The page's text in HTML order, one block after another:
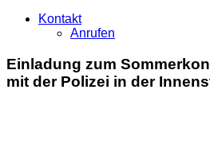
Kontakt
Anrufen
Einladung zum
mit der Polizei in der